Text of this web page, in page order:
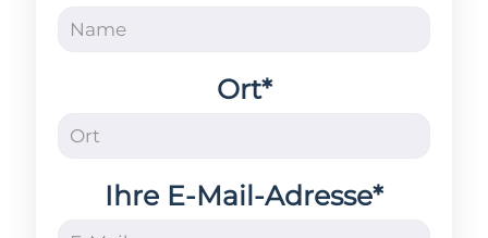
Ort*
Ihre E-Mail-Adresse*